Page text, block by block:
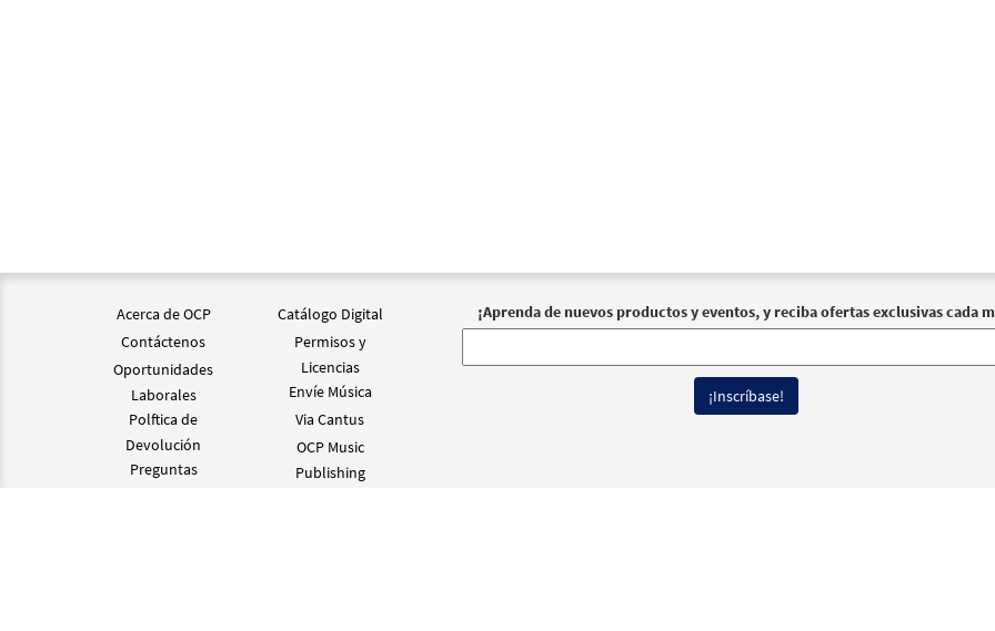
Acerca de OCP
Contáctenos
Oportunidades
Laborales
Polftica de
Devolución
Preguntas
Catálogo Digital
Permisos y
Licencias
Envíe Música
Via Cantus
OCP Music
Publishing
¡Aprenda de nuevos productos y eventos, y reciba ofertas exclusivas cada